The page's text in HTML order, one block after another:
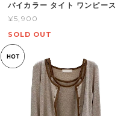
バイカラー タイト ワンピース
¥5,900
SOLD OUT